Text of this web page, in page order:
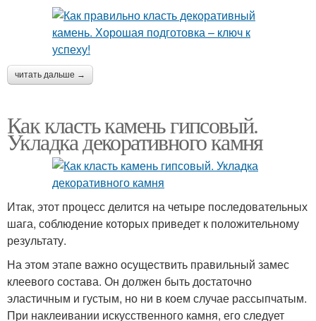
читать дальше →
Как класть камень гипсовый.
Укладка декоративного камня
Итак, этот процесс делится на четыре последовательных
шага, соблюдение которых приведет к положительному
результату.
На этом этапе важно осуществить правильный замес
клеевого состава. Он должен быть достаточно
эластичным и густым, но ни в коем случае рассыпчатым.
При наклеивании искусственного камня, его следует